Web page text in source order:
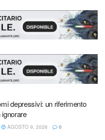
depressivi: un riferimento
AGOSTO 9, 2026 0